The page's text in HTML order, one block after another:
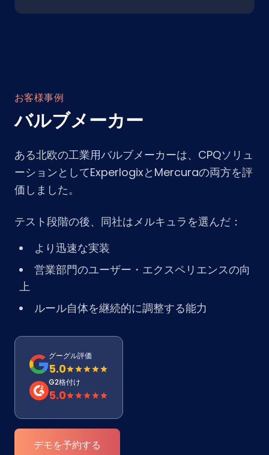
お客様事例
バルブメーカー
ある北欧の工業用バルブメーカーは、CPQソリュ
ーションとしてExperlogixとMercuraの両方を評
価しました。
テスト段階の後、同社はメルキュラを選んだ：
より迅速な実装
営業部門のユーザー・エクスペリエンスの向
上
ルール自体を継続的に調整する能力
グーグル評価
5.0
G2格付け
5.0
デモを予約する